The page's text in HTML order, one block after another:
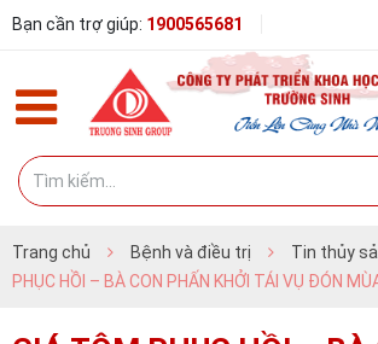
Bạn cần trợ giúp: 1900565681
Trang chủ Bệnh và điều trị Tin thủy
PHỤC HỒI – BÀ CON PHẤN KHỞI TÁI VỤ ĐÓN